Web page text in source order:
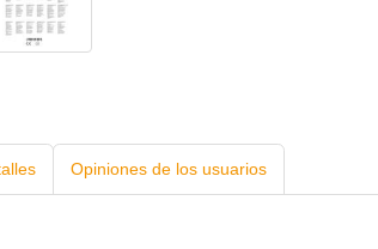
Opiniones de los usuarios